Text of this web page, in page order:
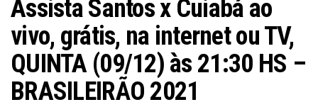
Assista Santos x Cuiabá ao
vivo, grátis, na internet ou TV,
QUINTA (09/12) às 21:30 HS –
BRASILEIRÃO 2021